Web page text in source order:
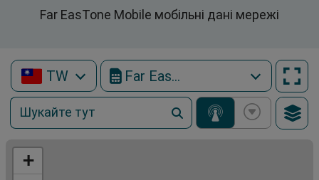
Far EasTone Mobile мобільні дані мережі
TW Far EasTone Mobile
+